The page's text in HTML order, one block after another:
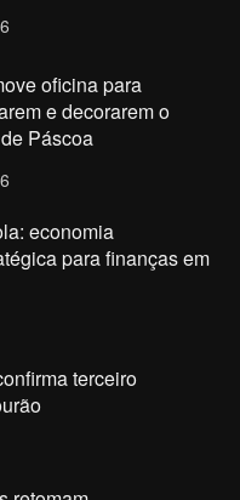
oficina para
e decorarem o
Páscoa
economia
para finanças em
terceiro